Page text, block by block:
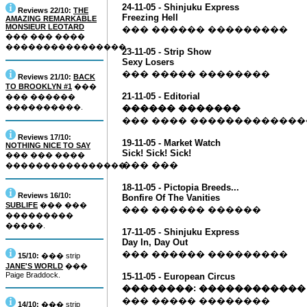
Reviews 22/10: THE
AMAZING REMARKABLE
MONSIEUR LEOTARD
��� ��� ����
����������������.
Reviews 21/10: BACK
TO BROOKLYN #1 ���
��� ������
����������.
Reviews 17/10:
NOTHING NICE TO SAY
��� ��� ����
����������������.
Reviews 16/10:
SUBLIFE ��� ���
���������
�����.
15/10: ��� strip
JANE'S WORLD ���
Paige Braddock.
14/10: ��� strip
24-11-05 - Shinjuku Express
Freezing Hell
��� ������ ���������
23-11-05 - Strip Show
Sexy Losers
��� ����� ��������
21-11-05 - Editorial
������ �������
��� ����
19-11-05 - Market Watch
Sick! Sick! Sick!
��� ���
18-11-05 - Pictopia Breeds...
Bonfire Of The Vanities
��� ������ ������
17-11-05 - Shinjuku Express
Day In, Day Out
��� ������ ���������
15-11-05 - European Circus
��������:
��� ����� ��������